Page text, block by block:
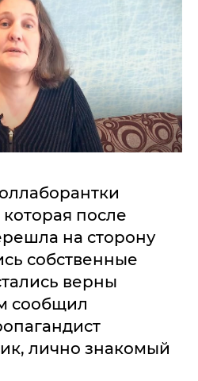
после
на сторону
собственные
верны
сообщил
лично знакомый